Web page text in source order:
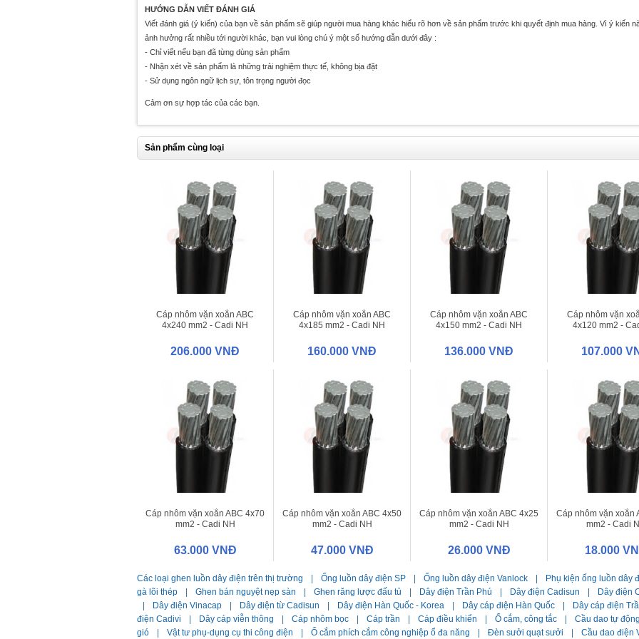
HƯỚNG DẪN VIẾT ĐÁNH GIÁ
Viết đánh giá (ý kiến) của bạn về sản phẩm sẽ giúp người mua hàng khác hiểu rõ hơn về sản phẩm trước khi quyết định mua hàng. Vì ý kiến
ảnh hưởng rất nhiều tới người khác, bạn vui lòng chú ý một số hướng dẫn dưới đây :
- Chỉ viết nếu bạn đã từng dùng sản phẩm
- Nhận xét về sản phẩm là những trải nghiệm thực tế, không bịa đặt
- Sử dụng ngôn ngữ lịch sự, tôn trọng người đọc
Cảm ơn sự hợp tác của các bạn.
Sản phẩm cùng loại
Cáp nhôm vặn xoắn ABC
4x240 mm2 - Cadi NH
206.000 VNĐ
Cáp nhôm vặn xoắn ABC
4x185 mm2 - Cadi NH
160.000 VNĐ
Cáp nhôm vặn xoắn ABC
4x150 mm2 - Cadi NH
136.000 VNĐ
Cáp nhôm vặn
4x120 mm2 -
107.000
Cáp nhôm vặn xoắn ABC 4x70
mm2 - Cadi NH
63.000 VNĐ
Cáp nhôm vặn xoắn ABC 4x50
mm2 - Cadi NH
47.000 VNĐ
Cáp nhôm vặn xoắn ABC 4x25
mm2 - Cadi NH
26.000 VNĐ
Cáp nhôm vặn xoắn
mm2 - Cadi
18.000
Các loại ghen luồn dây điện trên thị trường | Ống luồn dây điện SP | Ống luồn dây điện Vanlock |
Phụ kiện ống luồn dây
gà lõi thép
| Ghen bán nguyệt nẹp sàn | Ghen răng lược đấu tủ | Dây điện Trần Phú | Dây điện Cadisun |
Dây điện
|
Dây điện Vinacap | Dây điện từ Cadisun | Dây điện Hàn Quốc - Korea | Dây cáp điện Hàn Quốc |
Dây cáp điện
điện Cadivi
| Dây cáp viễn thông | Cáp nhôm bọc | Cáp trần | Cáp điều khiển | Ổ cắm, công tắc |
Cầu dao tự
gió
| Vật tư phụ-dụng cụ thi công điện | Ổ cắm phích cắm công nghiệp ổ đa năng | Đèn sưởi quạt sưởi | Cầu dao điện